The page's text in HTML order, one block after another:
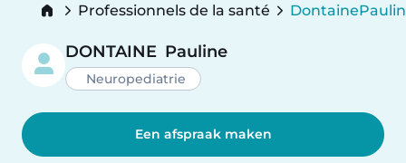
Breadcrumb
Professionnels de la santé Dontaine
DONTAINE Pauline
Neuropediatrie
Een afspraak maken